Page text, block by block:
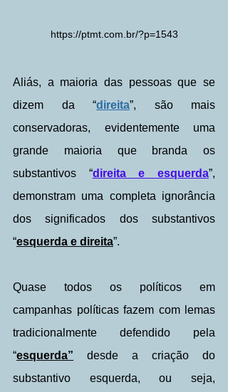
https://ptmt.com.br/?p=1543
Aliás, a maioria das pessoas que se
dizem da “direita”, são mais
conservadoras, evidentemente uma
grande maioria que branda os
substantivos “direita e esquerda”,
demonstram uma completa ignorância
dos significados dos substantivos
“esquerda e direita”.
Quase todos os políticos em
campanhas políticas fazem com lemas
tradicionalmente defendido pela
“esquerda” desde a criação do
substantivo esquerda, ou seja,